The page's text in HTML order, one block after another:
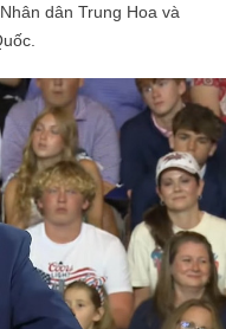
dân Trung Hoa và